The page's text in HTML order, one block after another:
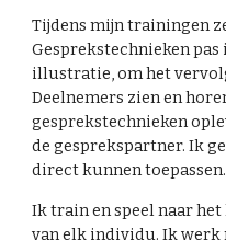
Tijdens mijn trainingen
Gesprekstechnieken
illustratie, om het
Deelnemers zien en
gesprekstechnieken
de gesprekspartner. Ik
direct kunnen toepassen.
Ik train en speel naar
van elk individu. Ik